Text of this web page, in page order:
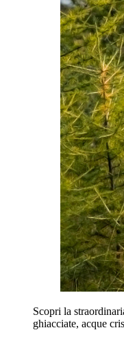
Scopri la
ghiacciate, acque